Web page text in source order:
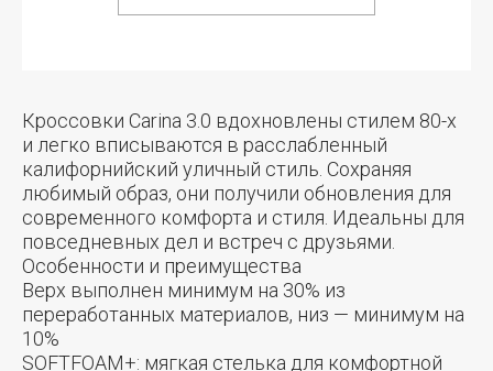
Кроссовки Carina 3.0 вдохновлены стилем 80-х
и легко вписываются в расслабленный
калифорнийский уличный стиль. Сохраняя
любимый образ, они получили обновления для
современного комфорта и стиля. Идеальны для
повседневных дел и встреч с друзьями.
Особенности и преимущества
Верх выполнен минимум на 30% из
переработанных материалов, низ — минимум на
10%
SOFTFOAM+: мягкая стелька для комфортной